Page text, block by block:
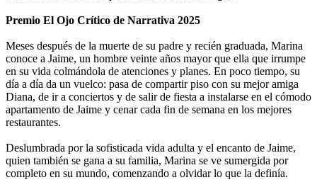
Premio El Ojo Crítico de Narrativa 2025
Meses después de la muerte de su padre y recién graduada, Marina
conoce a Jaime, un hombre veinte años mayor que ella que irrumpe
en su vida colmándola de atenciones y planes. En poco tiempo, su
día a día da un vuelco: pasa de compartir piso con su mejor amiga
Diana, de ir a conciertos y de salir de fiesta a instalarse en el cómodo
apartamento de Jaime y cenar cada fin de semana en los mejores
restaurantes.
Deslumbrada por la sofisticada vida adulta y el encanto de Jaime,
quien también se gana a su familia, Marina se ve sumergida por
completo en su mundo, comenzando a olvidar lo que la definía.